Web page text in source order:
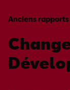
Anciens rapports